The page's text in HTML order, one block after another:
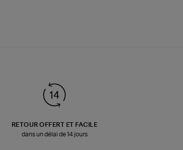
RETOUR OFFERT ET FACILE
dans un délai de 14 jours